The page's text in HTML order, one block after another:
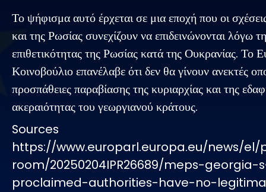
Το ψήφισμα αυτό έρχεται σε μια εποχή που οι
και της Ρωσίας συνεχίζουν να επιδεινώνονται λόγω
επιθετικότητας της Ρωσίας κατά της Ουκρανίας. Το
Κοινοβούλιο επανέλαβε ότι δεν θα γίνουν ανεκτές
προσπάθειες παραβίασης της κυριαρχίας και της
ακεραιότητας του γεωργιανού κράτους.
Sources
https://www.europarl.europa.eu/news/el/
room/20250204IPR26689/meps-georgia-
proclaimed-authorities-have-no-